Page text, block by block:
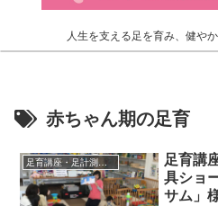
人生を支える足を育み、健や
赤ちゃん期の足育
足育講座・足計測会の報告
足育講
具ショ
サム」